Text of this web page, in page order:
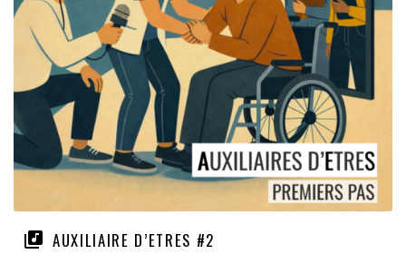
AUXILIAIRE D’ETRES #2